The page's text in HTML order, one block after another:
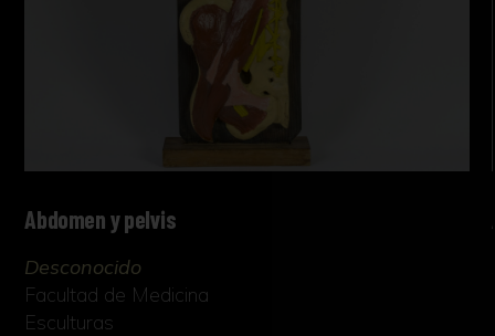
Abdomen y pelvis
Desconocido
Facultad de Medicina
Esculturas